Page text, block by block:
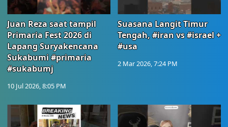
Juan Reza saat tampil
Primaria Fest 2026 di
Lapang Suryakencana
Sukabumi #primaria
#sukabumj
10 Jul 2026, 8:05 PM
Suasana Langit Timur
Tengah, #iran vs #israel +
#usa
2 Mar 2026, 7:24 PM